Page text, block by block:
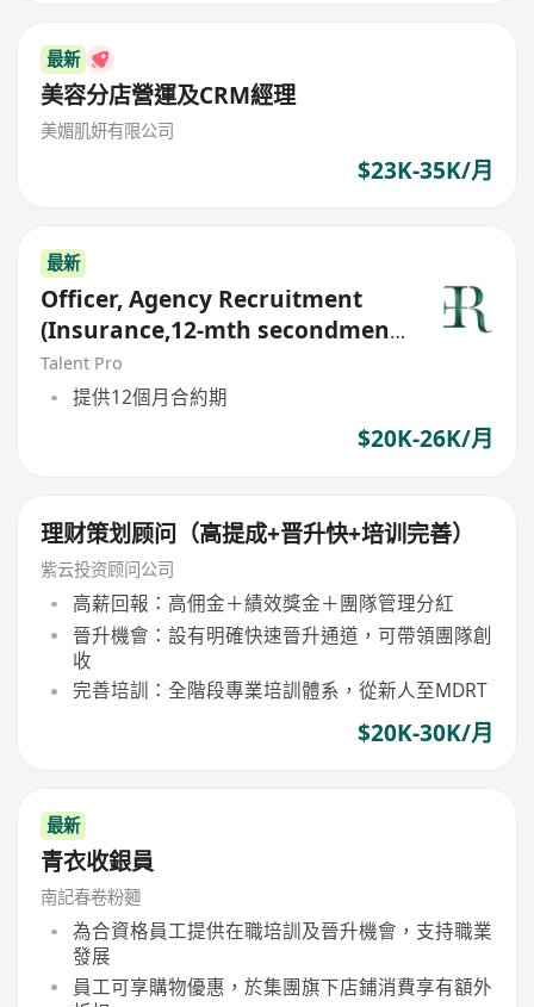
最新
美容分店營運及CRM經理
美媚肌妍有限公司
$23K-35K/月
最新
Officer, Agency Recruitment
(Insurance,12-mth secondment
contract)
Talent Pro
提供12個月合約期
$20K-26K/月
理财策划顾问（高提成+晋升快+培训完善）
紫云投资顾问公司
高薪回報：高佣金＋績效獎金＋團隊管理分紅
晉升機會：設有明確快速晉升通道，可帶領團隊創
收
完善培訓：全階段專業培訓體系，從新人至MDRT
$20K-30K/月
最新
青衣收銀員
南記春卷粉麵
為合資格員工提供在職培訓及晉升機會，支持職業
發展
員工可享購物優惠，於集團旗下店鋪消費享有額外